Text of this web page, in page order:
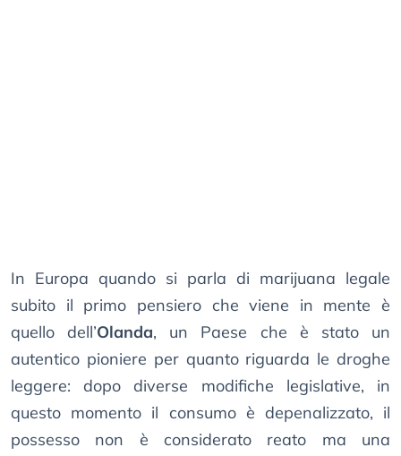
In Europa quando si parla di marijuana legale
subito il primo pensiero che viene in mente è
quello dell’Olanda, un Paese che è stato un
autentico pioniere per quanto riguarda le droghe
leggere: dopo diverse modifiche legislative, in
questo momento il consumo è depenalizzato, il
possesso non è considerato reato ma una